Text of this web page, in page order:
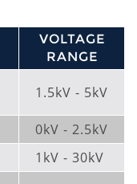
VOLTAGE
RANGE
1.5kV - 5kV
0kV - 2.5kV
1kV - 30kV